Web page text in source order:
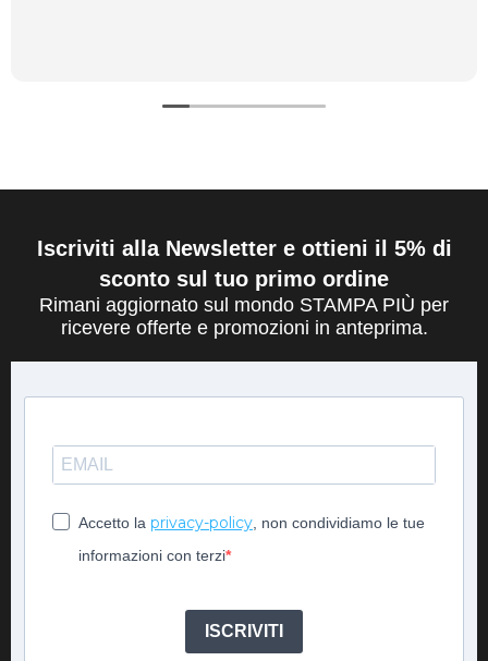
Iscriviti alla Newsletter e ottieni il 5% di
sconto sul tuo primo ordine
Rimani aggiornato sul mondo STAMPA PIÙ per
ricevere offerte e promozioni in anteprima.
Accetto la privacy-policy , non condividiamo le tue
informazioni con terzi
ISCRIVITI